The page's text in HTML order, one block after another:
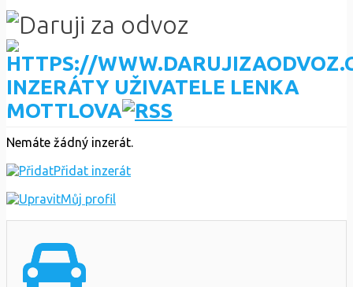
INZERÁTY UŽIVATELE LENKA
MOTTLOVA
Nemáte žádný inzerát.
Přidat inzerát
Můj profil